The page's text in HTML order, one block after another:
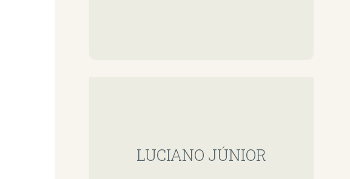
LUCIANO JÚNIOR